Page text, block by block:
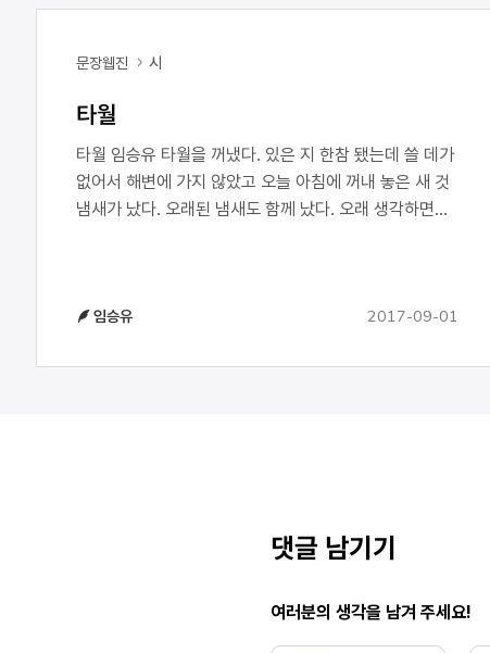
문장웹진 시
타월
타월 임승유 타월을 꺼냈다. 있은 지 한참 됐는데 쓸 데가
없어서 해변에 가지 않았고 오늘 아침에 꺼내 놓은 새 것
냄새가 났다. 오래된 냄새도 함께 났다. 오래 생각하면
한쪽으로 돌아누우면 언덕은 완만한 언덕 언덕을
임승유 2017-09-01
댓글 남기기
여러분의 생각을 남겨 주세요!